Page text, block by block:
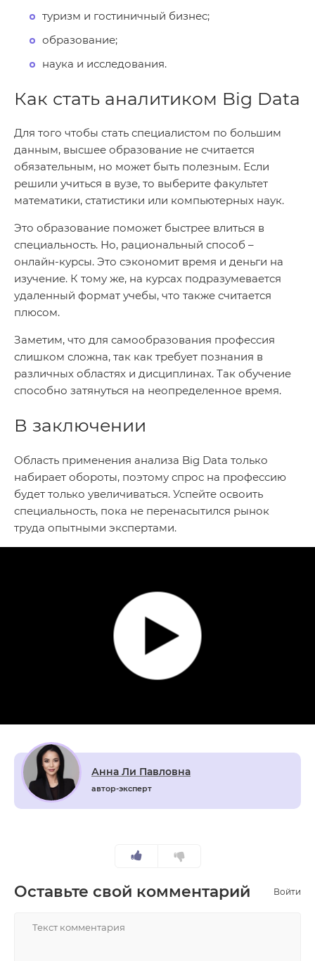
туризм и гостиничный бизнес;
образование;
наука и исследования.
Как стать аналитиком Big Data
Для того чтобы стать специалистом по большим
данным, высшее образование не считается
обязательным, но может быть полезным. Если
решили учиться в вузе, то выберите факультет
математики, статистики или компьютерных наук.
Это образование поможет быстрее влиться в
специальность. Но, рациональный способ –
онлайн-курсы. Это сэкономит время и деньги на
изучение. К тому же, на курсах подразумевается
удаленный формат учебы, что также считается
плюсом.
Заметим, что для самообразования профессия
слишком сложна, так как требует познания в
различных областях и дисциплинах. Так обучение
способно затянуться на неопределенное время.
В заключении
Область применения анализа Big Data только
набирает обороты, поэтому спрос на профессию
будет только увеличиваться. Успейте освоить
специальность, пока не перенасытился рынок
труда опытными экспертами.
Анна Ли Павловна
автор-эксперт
Оставьте свой комментарий Войти